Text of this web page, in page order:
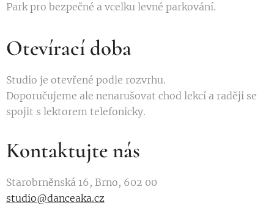
Park pro bezpečné a vcelku levné parkování.
Otevírací doba
Studio je otevřené podle rozvrhu.
Doporučujeme ale nenarušovat chod lekcí a raději se
spojit s lektorem telefonicky.
Kontaktujte nás
Starobrněnská 16, Brno, 602 00
studio@danceaka.cz